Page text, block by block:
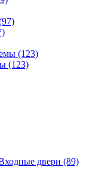
(123)
двери (89)